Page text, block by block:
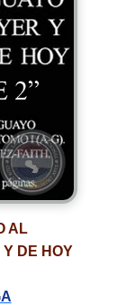
AL
DE HOY